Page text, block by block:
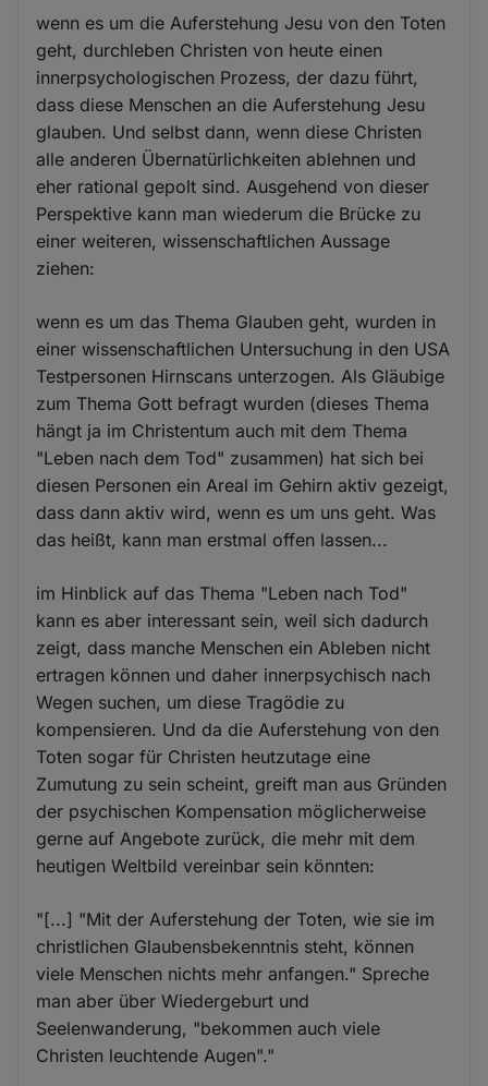
wenn es um die Auferstehung Jesu von den Toten
geht, durchleben Christen von heute einen
innerpsychologischen Prozess, der dazu führt,
dass diese Menschen an die Auferstehung Jesu
glauben. Und selbst dann, wenn diese Christen
alle anderen Übernatürlichkeiten ablehnen und
eher rational gepolt sind. Ausgehend von dieser
Perspektive kann man wiederum die Brücke zu
einer weiteren, wissenschaftlichen Aussage
ziehen:
wenn es um das Thema Glauben geht, wurden in
einer wissenschaftlichen Untersuchung in den USA
Testpersonen Hirnscans unterzogen. Als Gläubige
zum Thema Gott befragt wurden (dieses Thema
hängt ja im Christentum auch mit dem Thema
"Leben nach dem Tod" zusammen) hat sich bei
diesen Personen ein Areal im Gehirn aktiv gezeigt,
dass dann aktiv wird, wenn es um uns geht. Was
das heißt, kann man erstmal offen lassen...
im Hinblick auf das Thema "Leben nach Tod"
kann es aber interessant sein, weil sich dadurch
zeigt, dass manche Menschen ein Ableben nicht
ertragen können und daher innerpsychisch nach
Wegen suchen, um diese Tragödie zu
kompensieren. Und da die Auferstehung von den
Toten sogar für Christen heutzutage eine
Zumutung zu sein scheint, greift man aus Gründen
der psychischen Kompensation möglicherweise
gerne auf Angebote zurück, die mehr mit dem
heutigen Weltbild vereinbar sein könnten:
"[...] "Mit der Auferstehung der Toten, wie sie im
christlichen Glaubensbekenntnis steht, können
viele Menschen nichts mehr anfangen." Spreche
man aber über Wiedergeburt und
Seelenwanderung, "bekommen auch viele
Christen leuchtende Augen"."